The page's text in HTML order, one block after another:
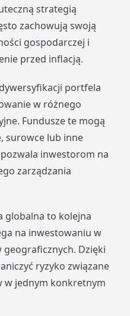
strategią
zachowują swoją
gospodarczej i
przed inflacją.
portfela
w różnego
Fundusze te mogą
surowce lub inne
inwestorom na
zarządzania
globalna to kolejna
na inwestowaniu w
Dzięki
ryzyko związane
w jednym konkretnym